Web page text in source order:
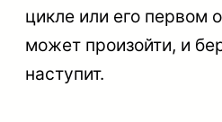
цикле или его первом
может произойти, и
наступит.